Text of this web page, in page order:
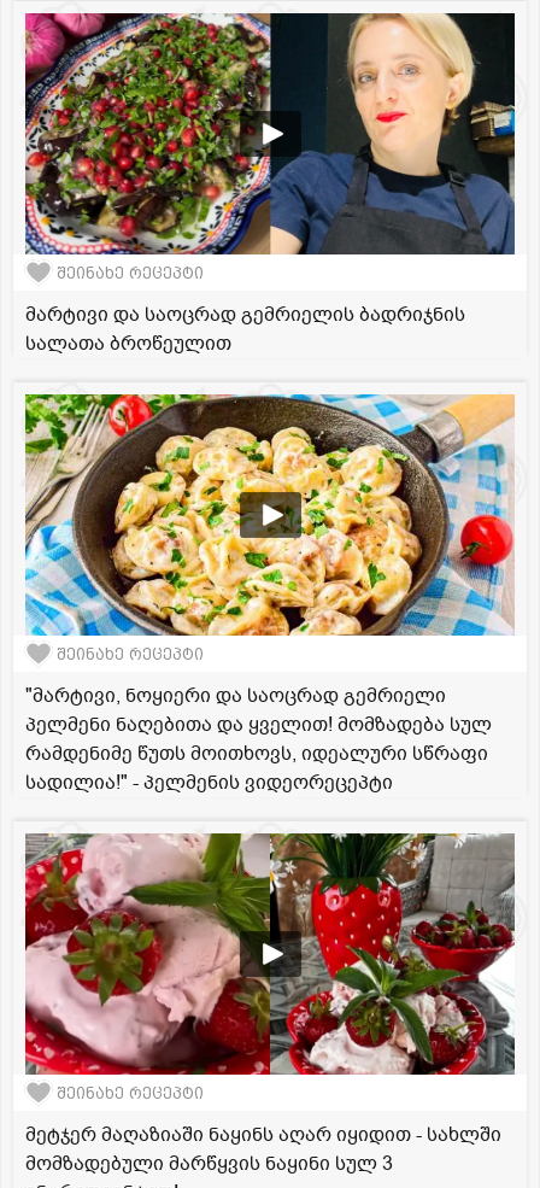
შეინახე რეცეპტი
მარტივი და საოცრად გემრიელის ბადრიჯნის
სალათა ბროწეულით
შეინახე რეცეპტი
"მარტივი, ნოყიერი და საოცრად გემრიელი
პელმენი ნაღებითა და ყველით! მომზადება სულ
რამდენიმე წუთს მოითხოვს, იდეალური სწრაფი
სადილია!" - პელმენის ვიდეორეცეპტი
შეინახე რეცეპტი
მეტჯერ მაღაზიაში ნაყინს აღარ იყიდით - სახლში
მომზადებული მარწყვის ნაყინი სულ 3